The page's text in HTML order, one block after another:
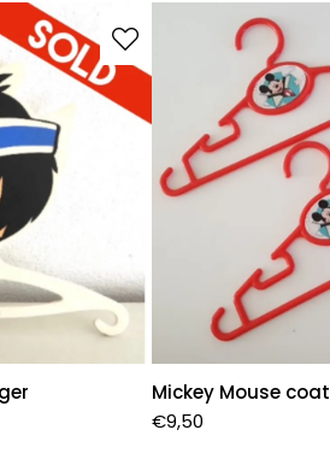
Mickey Mouse
€9,50